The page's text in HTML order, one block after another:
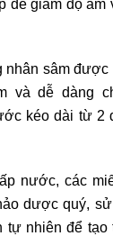
để giảm độ
nhân sâm
và dễ dàng
kéo dài từ 2
nước, các
dược quý,
tự nhiên để tạo